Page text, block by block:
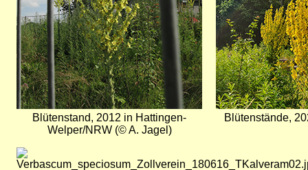
Blütenstand, 2012 in Hattingen-
Welper/NRW (© A. Jagel)
Blütenstände,
Bild